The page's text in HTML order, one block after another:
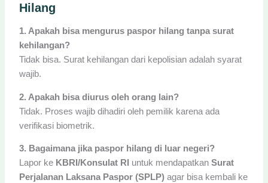
Hilang
1. Apakah bisa mengurus paspor hilang tanpa surat
kehilangan?
Tidak bisa. Surat kehilangan dari kepolisian adalah syarat
wajib.
2. Apakah bisa diurus oleh orang lain?
Tidak. Proses wajib dihadiri oleh pemilik karena ada
verifikasi biometrik.
3. Bagaimana jika paspor hilang di luar negeri?
Lapor ke KBRI/Konsulat RI untuk mendapatkanSurat
Perjalanan Laksana Paspor (SPLP) agar bisa kembali ke